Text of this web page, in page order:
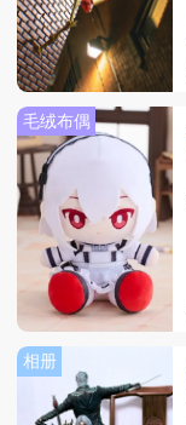
毛绒布偶
相册